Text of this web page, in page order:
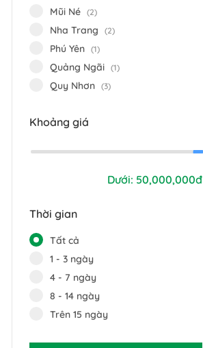
Mũi Né (2)
Nha Trang (2)
Phú Yên (1)
Quảng Ngãi (1)
Quy Nhơn (3)
Khoảng giá
Dưới: 50,000,000đ
Thời gian
Tất cả
1 - 3 ngày
4 - 7 ngày
8 - 14 ngày
Trên 15 ngày